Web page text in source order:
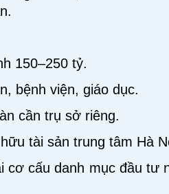
150–250 tỷ.
bệnh viện, giáo dục.
cần trụ sở riêng.
tài sản trung tâm Hà
cơ cấu danh mục đầu tư